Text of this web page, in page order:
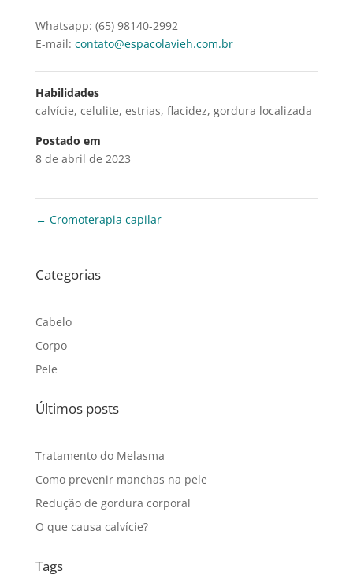
Whatsapp: (65) 98140-2992
E-mail: contato@espacolavieh.com.br
Habilidades
calvície, celulite, estrias, flacidez, gordura localizada
Postado em
8 de abril de 2023
← Cromoterapia capilar
Categorias
Cabelo
Corpo
Pele
Últimos posts
Tratamento do Melasma
Como prevenir manchas na pele
Redução de gordura corporal
O que causa calvície?
Tags